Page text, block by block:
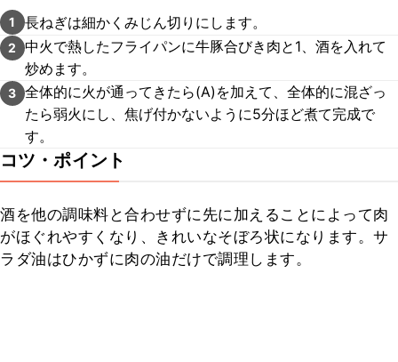
1 長ねぎは細かくみじん切りにします。
2
中火で熱したフライパンに牛豚合びき肉と1、酒を入れて
炒めます。
3 全体的に火が通ってきたら(A)を加えて、全体的に混ざっ
たら弱火にし、焦げ付かないように5分ほど煮て完成で
す。
コツ・ポイント
酒を他の調味料と合わせずに先に加えることによって肉
がほぐれやすくなり、きれいなそぼろ状になります。サ
ラダ油はひかずに肉の油だけで調理します。